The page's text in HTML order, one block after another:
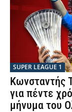
SUPER LEAGUE 1
Κωνσταντής
για πέντε
μήνυμα του